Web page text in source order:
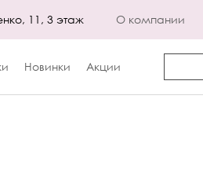
11, 3 этаж О компании
Новинки Акции